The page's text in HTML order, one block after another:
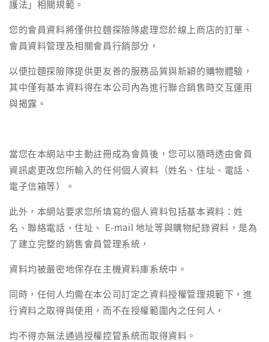
護法」相關規範。
您的會員資料將僅供拉麵探險隊處理您於線上商店的訂單、
會員資料管理及相關會員行銷部分，
以便拉麵探險隊提供更友善的服務品質與新穎的購物體驗，
其中僅有基本資料得在本公司內為進行聯合銷售時交互運用
與揭露。
當您在本網站中主動註冊成為會員後，您可以隨時透由會員
資訊處更改您所輸入的任何個人資料（姓名、住址、電話、
電子信箱等）。
此外，本網站要求您所填寫的個人資料包括基本資料：姓
名、聯絡電話、住址、 E-mail 地址等與購物紀錄資料，是為
了建立完整的銷售會員管理系統，
資料均被嚴密地保存在主機資料庫系統中。
同時，任何人均需在本公司訂定之資料授權管理規範下，進
行資料之取得與使用，而不在授權範圍內之任何人，
均不得亦無法通過授權控管系統而取得資料。